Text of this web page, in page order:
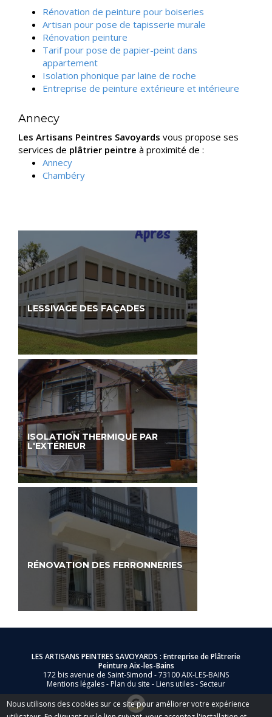
Rénovation de peinture pour boiseries
Artisan pour pose de tapisserie murale
Rénovation peinture
Tarif pour pose de papier-peint dans
appartement
Isolation phonique par laine de roche
Entreprise de peinture extérieure et intérieure
Annecy
Les Artisans Peintres Savoyards vous propose ses
services de plâtrier peintre à proximité de :
Annecy
Chambéry
LESSIVAGE DES FAÇADES
ISOLATION THERMIQUE PAR
L'EXTÉRIEUR
RÉNOVATION DES FERRONNERIES
LES ARTISANS PEINTRES SAVOYARDS : Entreprise de Plâtrerie
Peinture Aix-les-Bains
172 bis avenue de Saint-Simond - 73100 AIX-LES-BAINS
Mentions légales- Plan du site - Liens utiles- Secteur
Nous utilisons des cookies sur ce site pour améliorer votre expérience